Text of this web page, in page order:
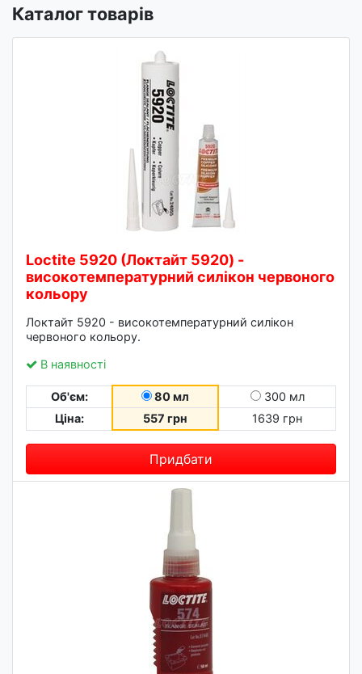
Каталог товарів
Loctite 5920 (Локтайт 5920) -
високотемпературний силікон червоного
кольору
Локтайт 5920 - високотемпературний силікон
червоного кольору.
В наявності
Об'єм: 80 мл
300 мл
Ціна:
557 грн 1639 грн
Придбати